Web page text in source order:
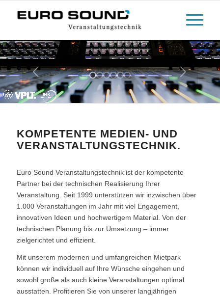
Feinster Klang für Ihre Ohren:
Tontechnik von Euro Sound Veranstaltungstechnik.
KOMPETENTE MEDIEN- UND
VERANSTALTUNGSTECHNIK.
Euro Sound Veranstaltungstechnik ist der kompetente
Partner bei der technischen Realisierung Ihrer
Veranstaltung. Seit 1999 unterstützen wir inzwischen über
1.000 Veranstaltungen im Jahr mit viel Engagement,
innovativen Ideen und hochwertigem Material. Von der
technischen Planung bis zur Umsetzung – immer
zielgerichtet und effizient.
Mit unserem modernen und umfangreichen Mietpark
können wir individuell auf Ihre Wünsche eingehen und
sowohl große als auch kleine Veranstaltungen optimal
ausstatten. Profitieren Sie von unserer langjährigen